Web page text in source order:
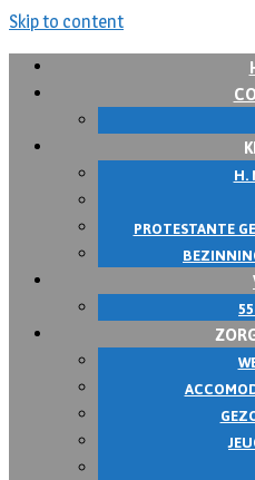
Skip to content
H.
PROTESTANTE